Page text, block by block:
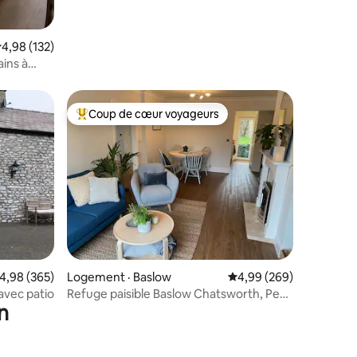
moyenne de 4,98 sur 5, 132 commentaires
4,98 (132)
à
plus aimés
moyenne de 4,98 sur 5, 365 commentaires
4,98 (365)
patio
Coup de cœur voyageurs parmi les plus aimés
Coup de cœur voyageurs
Logement · Baslow Note moyenne de
4,99 (269)
Refuge paisible Baslow Chatsworth, Peak